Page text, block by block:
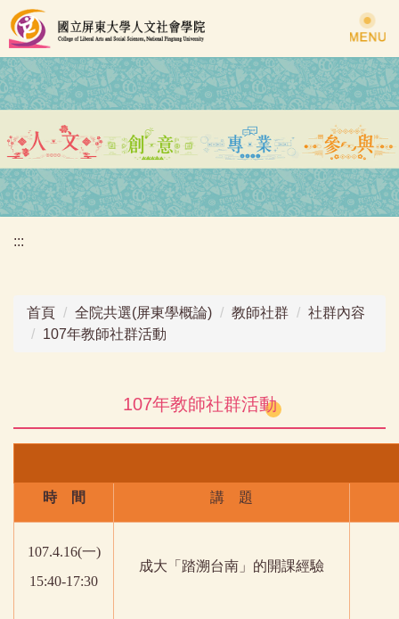
跳
到
主
要
內
區
:::
首頁 全院共選(屏東學概論) 教師社群
社群內容
107年教師社群活動
107年教師社群活動
時 間 講 題
107.4.16(一)
15:40-17:30
成大「踏溯台南」的開課經驗